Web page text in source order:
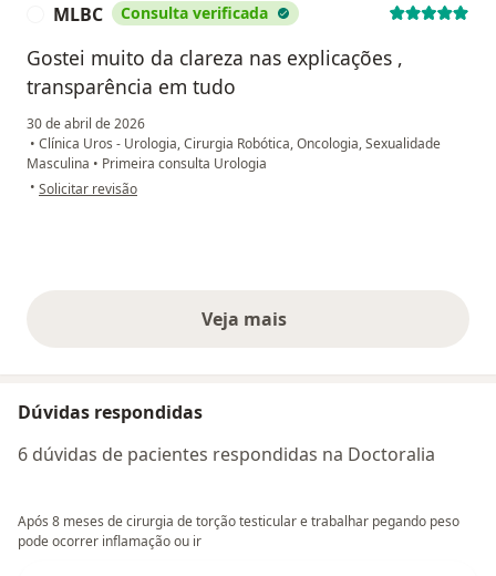
MLBC Consulta verificada
Gostei muito da clareza nas explicações ,
transparência em tudo
30 de abril de 2026
• Clínica Uros - Urologia, Cirurgia Robótica, Oncologia, Sexualidade
Masculina • Primeira consulta Urologia
• na opinião do utilizador MLBC
Solicitar revisão
Veja maisopiniões acima
Dúvidas respondidas
6 dúvidas de pacientes respondidas na Doctoralia
Após 8 meses de cirurgia de torção testicular e trabalhar pegando peso
pode ocorrer inflamação ou ir